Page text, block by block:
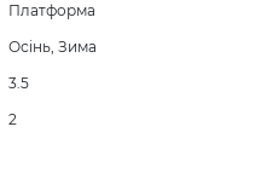
Платформа
Осінь, Зима
3.5
2